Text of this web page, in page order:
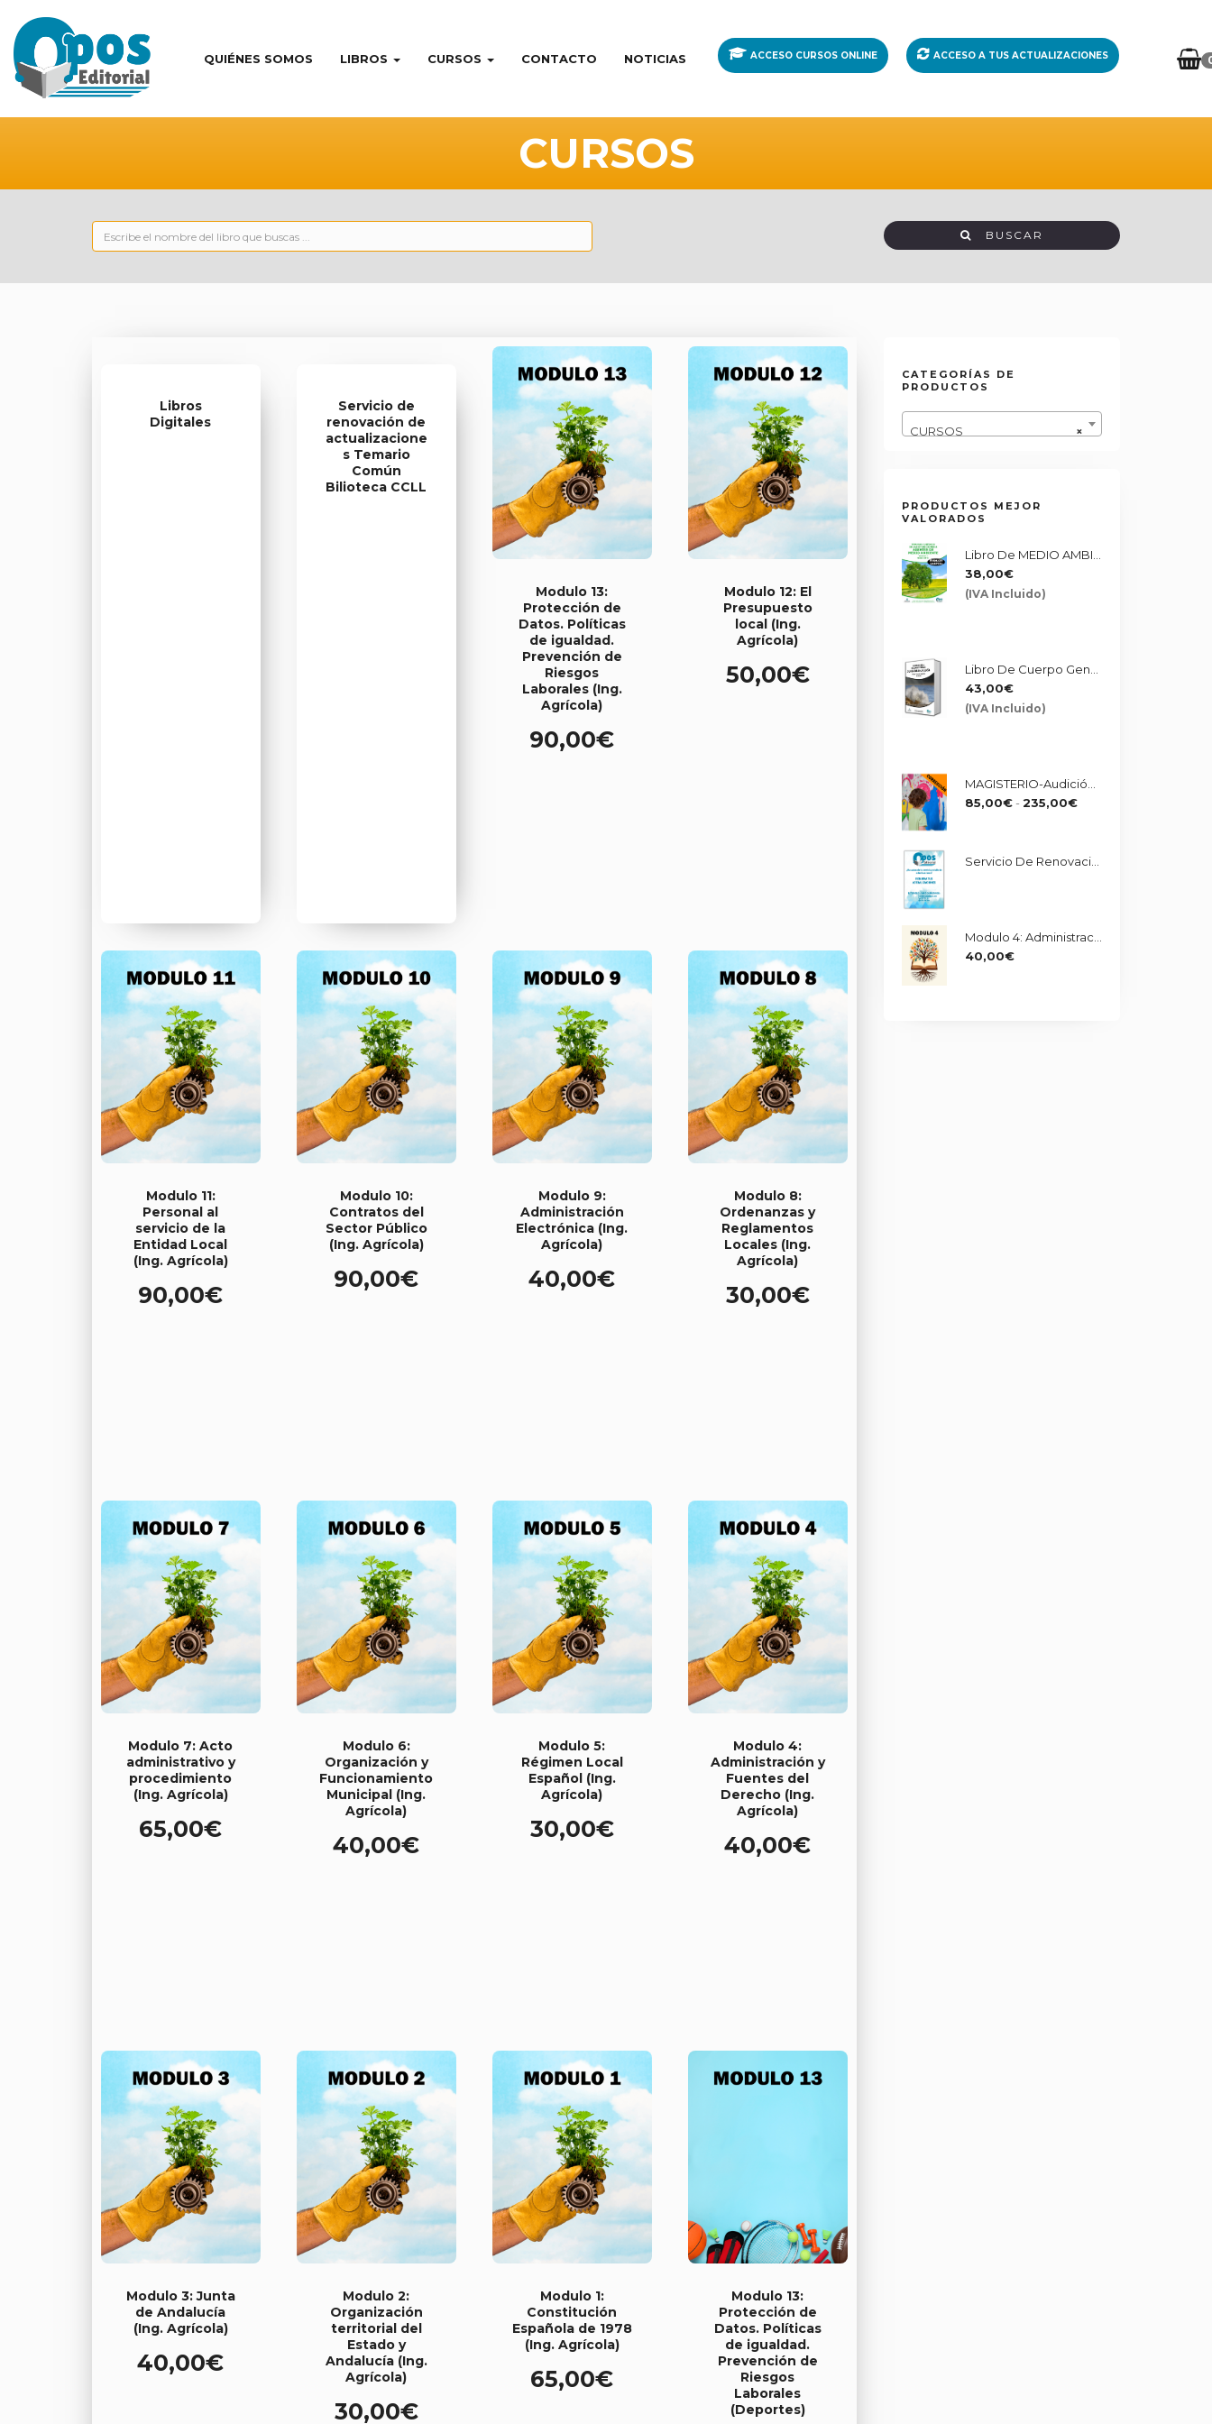
QUIÉNES SOMOS LIBROS CURSOS CONTACTO NOTICIAS ACCESO CURSOS ONLINE ACCESO A TUS ACTUALIZACIONES
CURSOS
BUSCAR
Libros
Digitales
Servicio de
renovación de
actualizacione
s Temario
Común
Bilioteca CCLL
Modulo 13:
Protección de
Datos. Políticas
de igualdad.
Prevención de
Riesgos
Laborales (Ing.
Agrícola)
90,00€
Modulo 12: El
Presupuesto
local (Ing.
Agrícola)
50,00€
Modulo 11:
Personal al
servicio de la
Entidad Local
(Ing. Agrícola)
90,00€
Modulo 10:
Contratos del
Sector Público
(Ing. Agrícola)
90,00€
Modulo 9:
Administración
Electrónica (Ing.
Agrícola)
40,00€
Modulo 8:
Ordenanzas y
Reglamentos
Locales (Ing.
Agrícola)
30,00€
Modulo 7: Acto
administrativo y
procedimiento
(Ing. Agrícola)
65,00€
Modulo 6:
Organización y
Funcionamiento
Municipal (Ing.
Agrícola)
40,00€
Modulo 5:
Régimen Local
Español (Ing.
Agrícola)
30,00€
Modulo 4:
Administración y
Fuentes del
Derecho (Ing.
Agrícola)
40,00€
Modulo 3: Junta
de Andalucía
(Ing. Agrícola)
40,00€
Modulo 2:
Organización
territorial del
Estado y
Andalucía (Ing.
Agrícola)
30,00€
Modulo 1:
Constitución
Española de 1978
(Ing. Agrícola)
65,00€
Modulo 13:
Protección de
Datos. Políticas
de igualdad.
Prevención de
Riesgos
Laborales
(Deportes)
CATEGORÍAS DE
PRODUCTOS
×
CURSOS
PRODUCTOS MEJOR
VALORADOS
38,00€
(IVA Incluido)
43,00€
(IVA Incluido)
85,00€ - 235,00€Rango
Desde
Servicio De Renovación De Actualizaciones Administrativo UMA
40,00€